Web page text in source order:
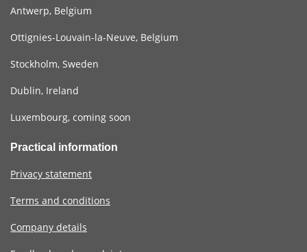
Antwerp, Belgium
Ottignies-Louvain-la-Neuve, Belgium
Stockholm, Sweden
Dublin, Ireland
Luxembourg, coming soon
Practical information
Privacy statement
Terms and conditions
Company details